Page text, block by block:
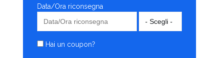
Data/Ora riconsegna
Hai un coupon?